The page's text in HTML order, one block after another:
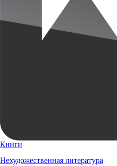
Книги
Нехудожественная литература